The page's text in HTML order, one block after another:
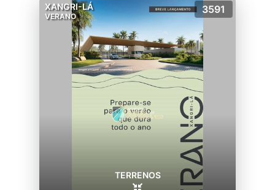
XANGRI-LÁ
VERANO
3591
TERRENOS